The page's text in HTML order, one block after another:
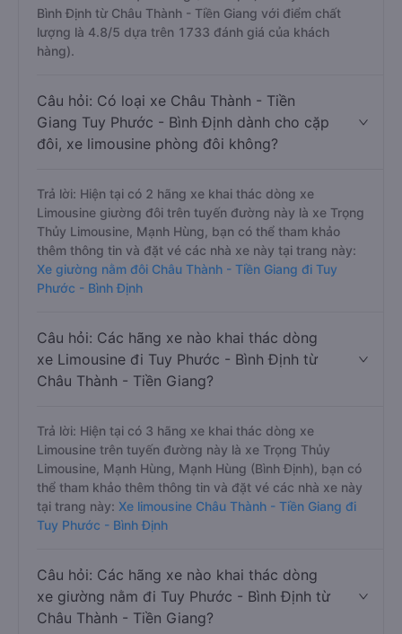
Bình Định từ Châu Thành - Tiền Giang với điểm chất
lượng là 4.8/5 dựa trên 1733 đánh giá của khách
hàng).
Câu hỏi: Có loại xe Châu Thành - Tiền
Giang Tuy Phước - Bình Định dành cho cặp
đôi, xe limousine phòng đôi không?
Trả lời: Hiện tại có 2 hãng xe khai thác dòng xe
Limousine giường đôi trên tuyến đường này là xe Trọng
Thủy Limousine, Mạnh Hùng, bạn có thể tham khảo
thêm thông tin và đặt vé các nhà xe này tại trang này:
Xe giường nằm đôi Châu Thành - Tiền Giang đi Tuy
Phước - Bình Định
Câu hỏi: Các hãng xe nào khai thác dòng
xe Limousine đi Tuy Phước - Bình Định từ
Châu Thành - Tiền Giang?
Trả lời: Hiện tại có 3 hãng xe khai thác dòng xe
Limousine trên tuyến đường này là xe Trọng Thủy
Limousine, Mạnh Hùng, Mạnh Hùng (Bình Định), bạn có
thể tham khảo thêm thông tin và đặt vé các nhà xe này
tại trang này: Xe limousine Châu Thành - Tiền Giang đi
Tuy Phước - Bình Định
Câu hỏi: Các hãng xe nào khai thác dòng
xe giường nằm đi Tuy Phước - Bình Định từ
Châu Thành - Tiền Giang?